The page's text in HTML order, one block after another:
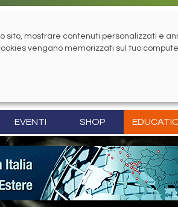
EVENTI SHOP
mostrare contenuti personalizzati e
vengano memorizzati sul tuo